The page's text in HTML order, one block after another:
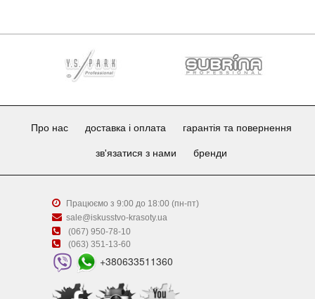
Про нас доставка і оплата гарантія та повернення
зв'язатися з нами бренди
Працюємо з 9:00 до 18:00 (пн-пт)
sale@iskusstvo-krasoty.ua
(067) 950-78-10
(063) 351-13-60
+380633511360